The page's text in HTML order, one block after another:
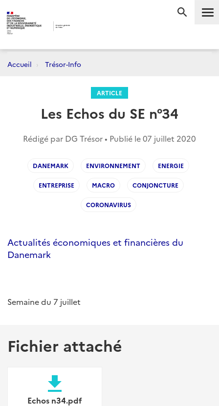
Accueil Trésor-Info
ARTICLE
Les Echos du SE n°34
Rédigé par DG Trésor • Publié le07 juillet 2020
DANEMARK ENVIRONNEMENT ENERGIE
ENTREPRISE MACRO CONJONCTURE
CORONAVIRUS
Actualités économiques et financières du
Danemark
Semaine du 7 juillet
Fichier attaché
file_download
Echos n34.pdf